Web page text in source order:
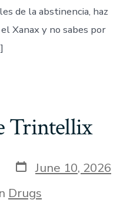
de la abstinencia, haz
Xanax y no sabes por
Trintellix
Post
date
June 10, 2026
Drugs